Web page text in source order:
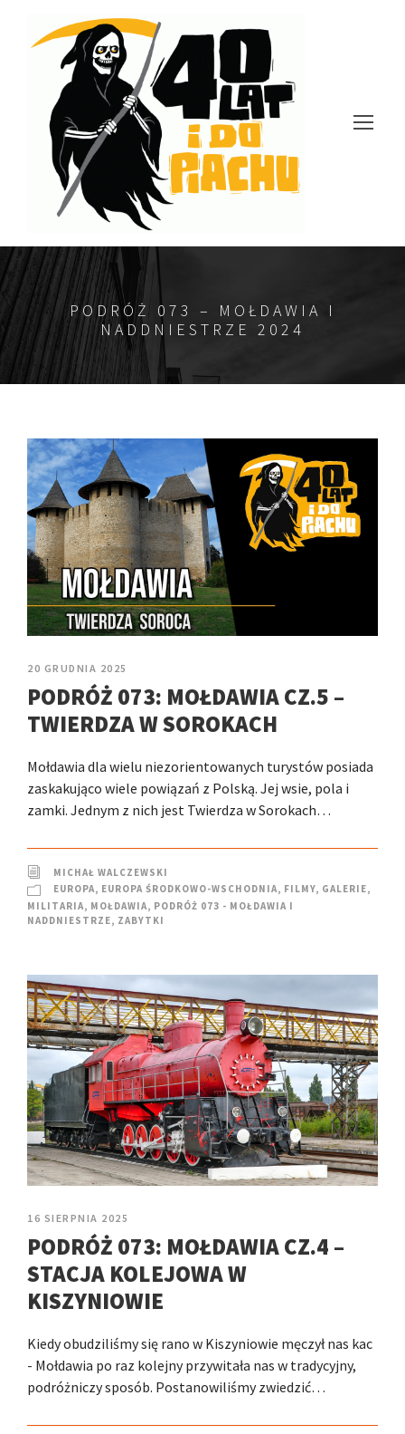
PODRÓŻ 073 – MOŁDAWIA I
NADDNIESTRZE 2024
20 GRUDNIA 2025
PODRÓŻ 073: MOŁDAWIA CZ.5 –
TWIERDZA W SOROKACH
Mołdawia dla wielu niezorientowanych turystów posiada
zaskakująco wiele powiązań z Polską. Jej wsie, pola i
zamki. Jednym z nich jest Twierdza w Sorokach…
MICHAŁ WALCZEWSKI
EUROPA, EUROPA ŚRODKOWO-WSCHODNIA, FILMY, GALERIE,
MILITARIA, MOŁDAWIA, PODRÓŻ 073 - MOŁDAWIA I
NADDNIESTRZE, ZABYTKI
16 SIERPNIA 2025
PODRÓŻ 073: MOŁDAWIA CZ.4 –
STACJA KOLEJOWA W
KISZYNIOWIE
Kiedy obudziliśmy się rano w Kiszyniowie męczył nas kac
- Mołdawia po raz kolejny przywitała nas w tradycyjny,
podróżniczy sposób. Postanowiliśmy zwiedzić…